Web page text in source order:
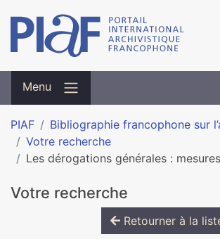
Menu
PIAF
Bibliographie francophone sur
Votre recherche
Les déro­ga­tions géné­ra­les :
Votre recherche
Retourner à la